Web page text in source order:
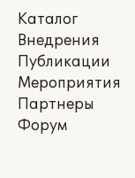
Каталог
Внедрения
Публикации
Мероприятия
Партнеры
Форум